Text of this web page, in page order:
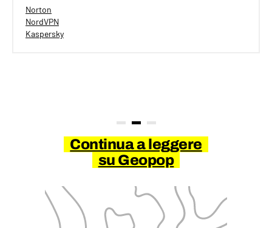
Norton
NordVPN
Kaspersky
Continua a leggere
su Geopop